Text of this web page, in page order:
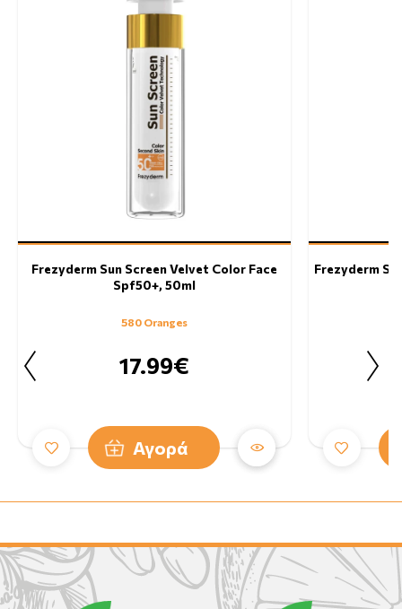
Frezyderm Sun Screen Velvet Color Face
Spf50+, 50ml
580 Oranges
17.99€
Αγορά
Frezyderm